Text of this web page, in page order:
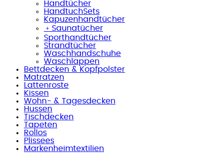
Handtücher
HandtuchSets
Kapuzenhandtücher
﹢ Saunatücher
Sporthandtücher
Strandtücher
Waschhandschuhe
Waschlappen
Bettdecken & Kopfpolster
Matratzen
Lattenroste
Kissen
Wohn- & Tagesdecken
Hussen
Tischdecken
Tapeten
Rollos
Plissees
Markenheimtextilien